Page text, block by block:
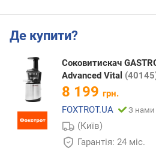
Де купити?
Соковитискач
Advanced Vital
8 199 грн.
FOXTROT.UA
З нами
(Київ)
Гарантія: 24 міс.